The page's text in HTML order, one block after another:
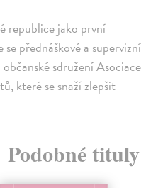
republice jako první
přednáškové a supervizní
sdružení Asociace
které se snaží zlepšit
Podobné tituly